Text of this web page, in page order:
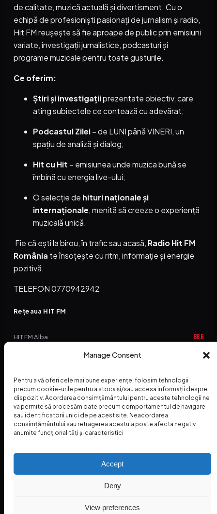
Manage Consent
Pentru a vă oferi cele mai bune experiențe, folosim tehnologii
precum cookie-urile pentru a stoca și/sau accesa informații despre
dispozitiv. Acordarea consimțământului pentru aceste tehnologii ne
va permite să procesăm date precum comportamentul de navigare
sau identificatorii unici de pe acest site. Neacordarea
consimțământului sau retragerea acestuia poate afecta negativ
anumite funcționalități și caracteristici
Accept
Deny
View preferences
de calitate, muzică actuală și divertisment. Cu o
echipă de profesioniști pasionați de jurnalism și radio,
Hit FM reușește să fie aproape de public prin emisiuni
variate, investigații jurnalistice, podcasturi și
programe muzicale pentru toate gusturile.
Ce oferim:
Știri și investigațiiprezentate obiectiv, care
ating subiectele ce contează cu adevărat;
Podcastul Zilei– de LUNI până VINERI, un
spațiu de analiză și dialog;
Hit cu Hit – emisiunea unde muzica bună se
îmbină cu energia live-ului;
O selecție de hituri naționale și
internaționale, menită să creeze o experiență
muzicală unică.
Fie că ești la birou, în trafic sau acasă, Radio Hit FM
România te însoțește cu ritm, informație și energie
pozitivă.
TELEFON 0770942942
Rețeaua HIT FM
HIT FM Alba 88,6
94,2
HIT FM Abrud 94,3
HIT FM Horezu 95,1
HIT FM Nehoiu 88,2
© 2026 Radio Hit FM — SC HITFM GROUP SRL